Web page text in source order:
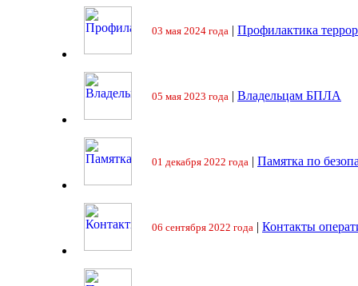
03 мая 2024 года | Профилактика
05 мая 2023 года | Владельцам БПЛА
01 декабря 2022 года | Памятка по
06 сентября 2022 года | Контакты